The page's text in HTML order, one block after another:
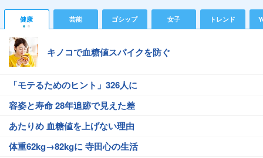
健康 芸能 ゴシップ 女子 トレンド
キノコで血糖値スパイクを防ぐ
「モテるためのヒント」326人に
容姿と寿命 28年追跡で見えた差
あたりめ 血糖値を上げない理由
体重62kg→82kgに 寺田心の生活